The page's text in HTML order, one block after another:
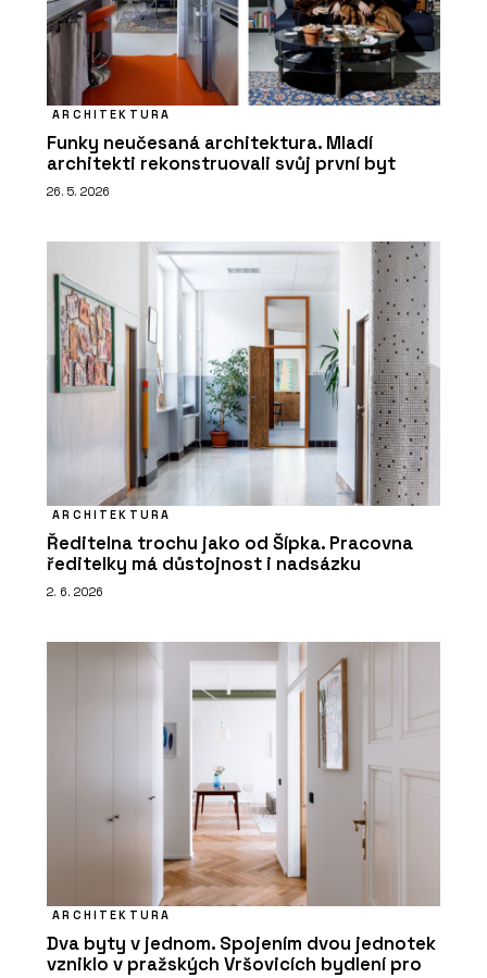
ARCHITEKTURA
Funky neučesaná architektura. Mladí
architekti rekonstruovali svůj první byt
26. 5. 2026
ARCHITEKTURA
Ředitelna trochu jako od Šípka. Pracovna
ředitelky má důstojnost i nadsázku
2. 6. 2026
ARCHITEKTURA
Dva byty v jednom. Spojením dvou jednotek
vzniklo v pražských Vršovicích bydlení pro